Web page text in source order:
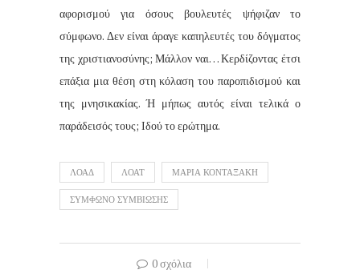
αφορισμού για όσους βουλευτές ψήφιζαν το
σύμφωνο. Δεν είναι άραγε καπηλευτές του δόγματος
της χριστιανοσύνης; Μάλλον ναι… Κερδίζοντας έτσι
επάξια μια θέση στη κόλαση του παροπιδισμού και
της μνησικακίας. Ή μήπως αυτός είναι τελικά ο
παράδεισός τους; Ιδού το ερώτημα.
ΛΟΑΔ ΛΟΑΤ ΜΑΡΙΑ ΚΟΝΤΑΞΑΚΗ
ΣΥΜΦΩΝΟ ΣΥΜΒΙΩΣΗΣ
0 σχόλια